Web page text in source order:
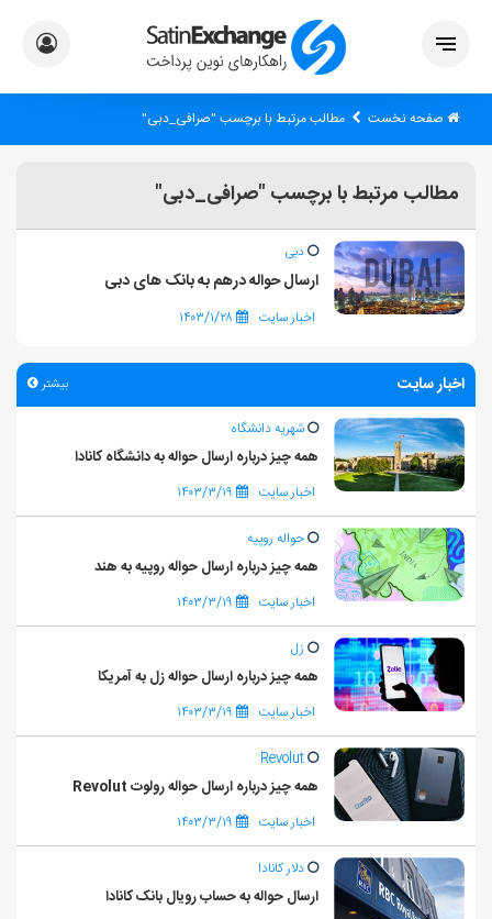
صفحه نخست مطالب مرتبط با برچسب "صرافی_دبی"
مطالب مرتبط با برچسب "صرافی_دبی"
دبی
ارسال حواله درهم به بانک های دبی
اخبار سایت ۱۴۰۳/۱/۲۸
اخبار سایت بیشتر
شهریه دانشگاه
همه چیز درباره ارسال حواله به دانشگاه کانادا
اخبار سایت ۱۴۰۳/۳/۱۹
حواله روپیه
همه چیز درباره ارسال حواله روپیه به هند
اخبار سایت ۱۴۰۳/۳/۱۹
زل
همه چیز درباره ارسال حواله زل به آمریکا
اخبار سایت ۱۴۰۳/۳/۱۹
Revolut
همه چیز درباره ارسال حواله رولوت Revolut
اخبار سایت ۱۴۰۳/۳/۱۹
دلار کانادا
ارسال حواله به حساب رویال بانک کانادا